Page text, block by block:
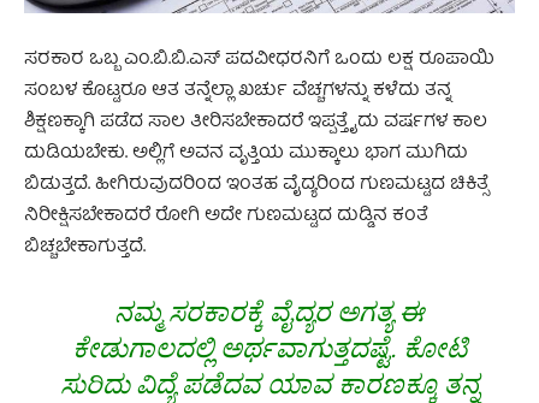
ಸರಕಾರ ಒಬ್ಬ ಎಂ.ಬಿ.ಬಿ.ಎಸ್ ಪದವೀಧರನಿಗೆ ಒಂದು ಲಕ್ಷ ರೂಪಾಯಿ
ಸಂಬಳ ಕೊಟ್ಟರೂ ಆತ ತನ್ನೆಲ್ಲಾ ಖರ್ಚು ವೆಚ್ಚಗಳನ್ನು ಕಳೆದು ತನ್ನ
ಶಿಕ್ಷಣಕ್ಕಾಗಿ ಪಡೆದ ಸಾಲ ತೀರಿಸಬೇಕಾದರೆ ಇಪ್ಪತ್ತೈದು ವರ್ಷಗಳ ಕಾಲ
ದುಡಿಯಬೇಕು. ಅಲ್ಲಿಗೆ ಅವನ ವೃತ್ತಿಯ ಮುಕ್ಕಾಲು ಭಾಗ ಮುಗಿದು
ಬಿಡುತ್ತದೆ. ಹೀಗಿರುವುದರಿಂದ ಇಂತಹ ವೈದ್ಯರಿಂದ ಗುಣಮಟ್ಟದ ಚಿಕಿತ್ಸೆ
ನಿರೀಕ್ಷಿಸಬೇಕಾದರೆ ರೋಗಿ ಅದೇ ಗುಣಮಟ್ಟದ ದುಡ್ಡಿನ ಕಂತೆ
ಬಿಚ್ಚಬೇಕಾಗುತ್ತದೆ.
ನಮ್ಮ ಸರಕಾರಕ್ಕೆ ವೈದ್ಯರ‌ ಅಗತ್ಯ ಈ
ಕೇಡುಗಾಲದಲ್ಲಿ ಅರ್ಥವಾಗುತ್ತದಷ್ಟೆ. ಕೋಟಿ
ಸುರಿದು ವಿದ್ಯೆ ಪಡೆದವ ಯಾವ ಕಾರಣಕ್ಕೂ ತನ್ನ